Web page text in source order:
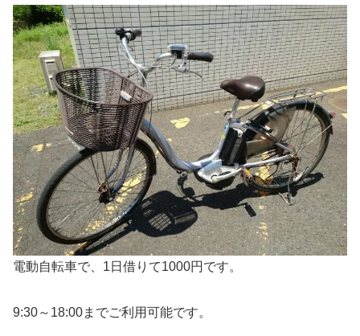
電動自転車で、1日借りて1000円です。
9:30～18:00までご利用可能です。